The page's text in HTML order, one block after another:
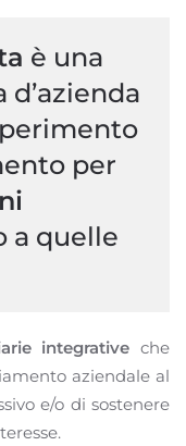
è una
d’azienda
per
a quelle
integrative che
aziendale al
e/o di sostenere